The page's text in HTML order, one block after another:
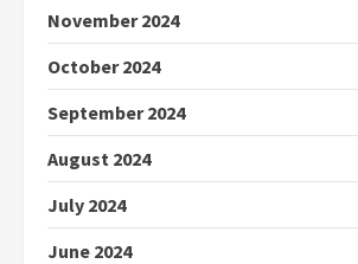
November 2024
October 2024
September 2024
August 2024
July 2024
June 2024